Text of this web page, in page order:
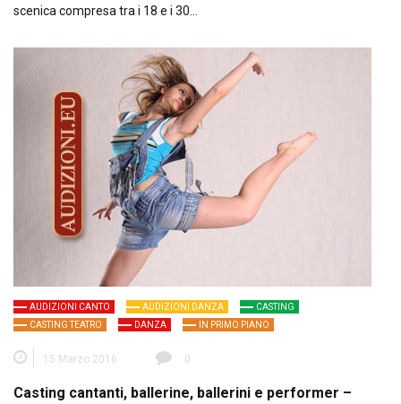
scenica compresa tra i 18 e i 30…
AUDIZIONI CANTO AUDIZIONI DANZA
CASTING
CASTING TEATRO
DANZA IN PRIMO PIANO
15 Marzo 2016 0
Casting cantanti, ballerine, ballerini e performer –